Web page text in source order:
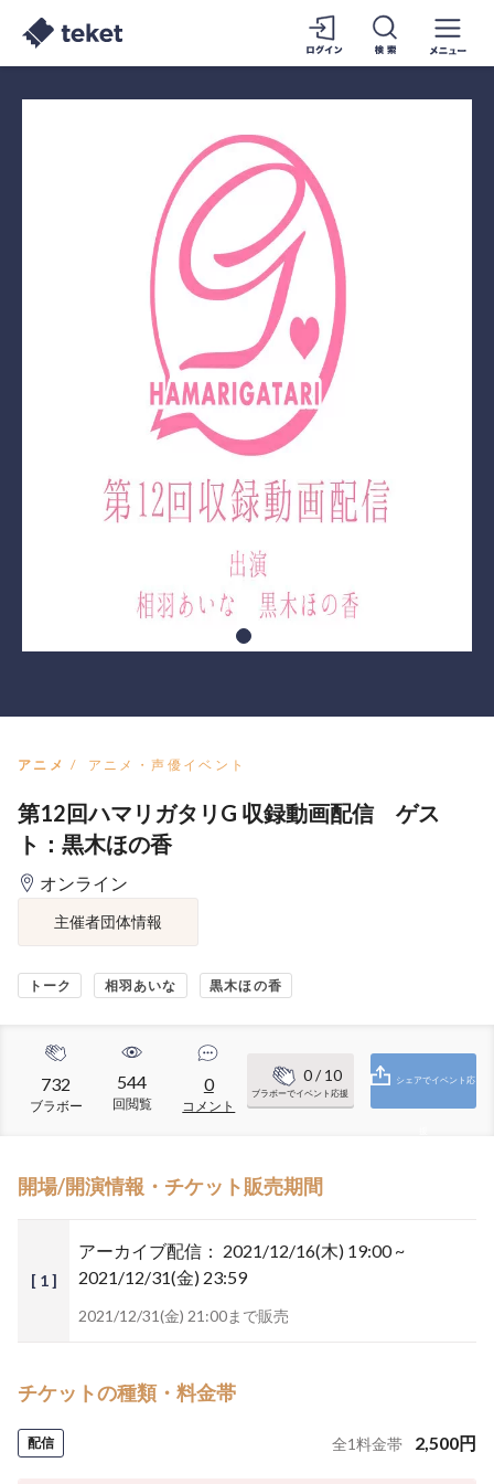
アニメ アニメ・声優イベント
第12回ハマリガタリG 収録動画配信 ゲス
ト：黒木ほの香
オンライン
主催者団体情報
トーク 相羽あいな 黒木ほの香
732
ブラボー
544
回閲覧
0
コメント
0/ 10
ブラボーでイベント応援
シェアでイベント応
開場/開演情報・チケット販売期間
[ 1 ]
アーカイブ配信： 2021/12/16(木) 19:00 ~
2021/12/31(金) 23:59
2021/12/31(金) 21:00まで販売
チケットの種類・料金帯
配信 全1料金帯 2,500円